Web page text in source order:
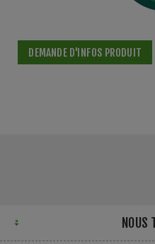
DEMANDE D'INFOS PRODUIT
NOUS